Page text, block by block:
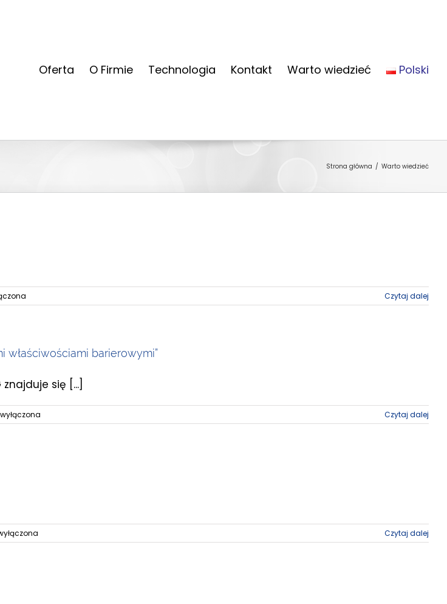
Oferta O Firmie Technologia Kontakt Warto wiedzieć Polski
Strona główna Warto wiedzieć
Czytaj dalej
właściwościami barierowymi”
się [...]
Czytaj dalej
Czytaj dalej